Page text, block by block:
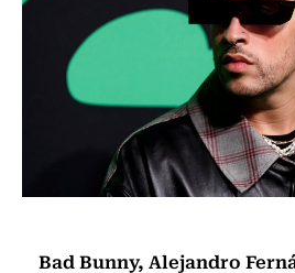
Bad Bunny, Alejandro